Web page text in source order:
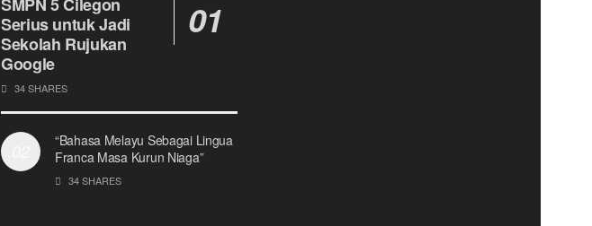
Serius untuk Jadi
Sekolah Rujukan
Google
34 SHARES
“Bahasa Melayu Sebagai Lingua
Franca Masa Kurun Niaga”
34 SHARES